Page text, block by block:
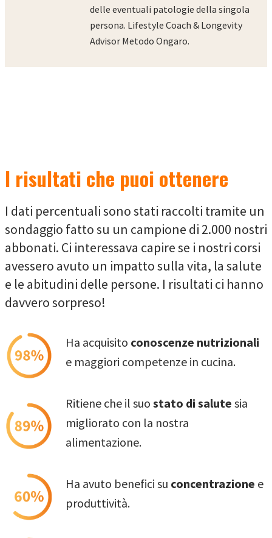
delle eventuali patologie della singola
persona. Lifestyle Coach & Longevity
Advisor Metodo Ongaro.
I risultati che puoi ottenere
I dati percentuali sono stati raccolti tramite un
sondaggio fatto su un campione di 2.000 nostri
abbonati. Ci interessava capire se i nostri corsi
avessero avuto un impatto sulla vita, la salute
e le abitudini delle persone. I risultati ci hanno
davvero sorpreso!
Ha acquisito conoscenze nutrizionali
e maggiori competenze in cucina.
Ritiene che il suo stato di salute sia
migliorato con la nostra
alimentazione.
Ha avuto benefici su concentrazione e
produttività.